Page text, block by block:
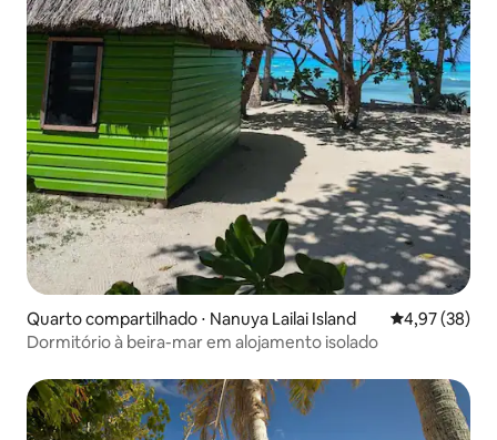
Quarto compartilhado ⋅ Nanuya Lailai Island 4,97 de uma
4,97 (38)
Dormitório à beira-mar em alojamento isolado